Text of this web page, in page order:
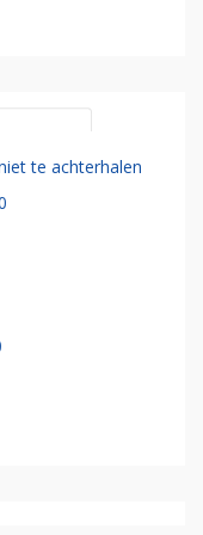
te achterhalen